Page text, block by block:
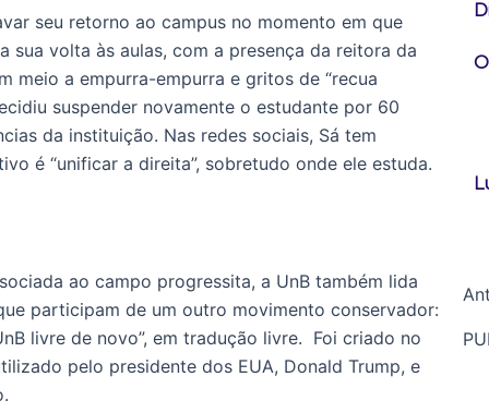
seu retorno ao campus no momento em que
sua volta às aulas, com a presença da reitora da
meio a empurra-empurra e gritos de “recua
suspender novamente o estudante por 60
da instituição. Nas redes sociais, Sá tem
é “unificar a direita”, sobretudo onde ele estuda.
ao campo progressita, a UnB também lida
participam de um outro movimento conservador:
livre de novo”, em tradução livre. Foi criado no
pelo presidente dos EUA, Donald Trump, e